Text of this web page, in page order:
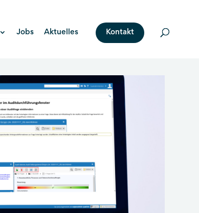
Jobs Aktuelles Kontakt